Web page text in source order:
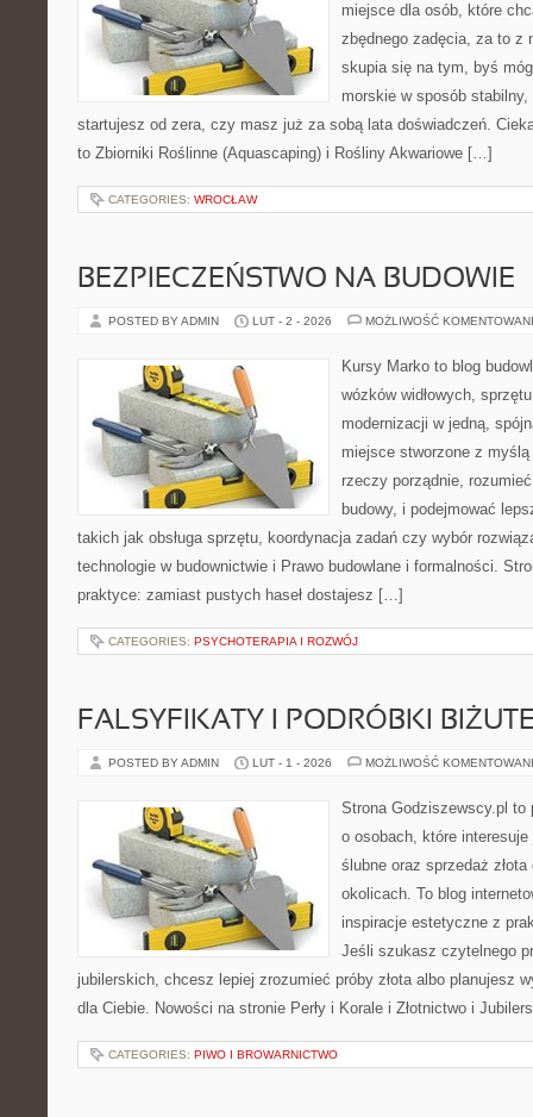
miejsce dla osób, które
zbędnego zadęcia, za to z
skupia się na tym, byś
morskie w sposób
startujesz od zera, czy masz już za sobą lata doświadczeń.
to Zbiorniki Roślinne (Aquascaping) i Rośliny Akwariowe […]
CATEGORIES: WROCŁAW
BEZPIECZEŃSTWO NA BUDOWIE
POSTED BY ADMIN LUT - 2 - 2026 MOŻLIWOŚĆ
Kursy Marko to blog
wózków widłowych,
modernizacji w jedną,
miejsce stworzone z
rzeczy porządnie,
budowy, i podejmować
takich jak obsługa sprzętu, koordynacja zadań czy wybór
technologie w budownictwie i Prawo budowlane i formalności.
praktyce: zamiast pustych haseł dostajesz […]
CATEGORIES: PSYCHOTERAPIA I ROZWÓJ
FALSYFIKATY I PODRÓBKI
POSTED BY ADMIN LUT - 1 - 2026 MOŻLIWOŚĆ
Strona Godziszewscy.pl
o osobach, które
ślubne oraz sprzedaż
okolicach. To blog
inspiracje estetyczne z
Jeśli szukasz czytelnego
jubilerskich, chcesz lepiej zrozumieć próby złota albo planujesz
dla Ciebie. Nowości na stronie Perły i Korale i Złotnictwo i
CATEGORIES: PIWO I BROWARNICTWO